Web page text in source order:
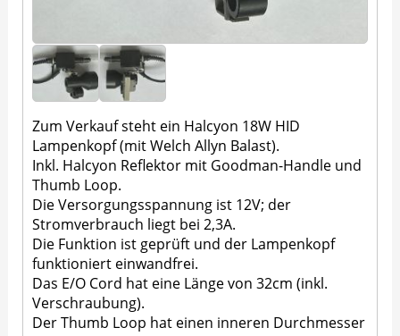
Zum Verkauf steht ein Halcyon 18W HID
Lampenkopf (mit Welch Allyn Balast).
Inkl. Halcyon Reflektor mit Goodman-Handle und
Thumb Loop.
Die Versorgungsspannung ist 12V; der
Stromverbrauch liegt bei 2,3A.
Die Funktion ist geprüft und der Lampenkopf
funktioniert einwandfrei.
Das E/O Cord hat eine Länge von 32cm (inkl.
Verschraubung).
Der Thumb Loop hat einen inneren Durchmesser